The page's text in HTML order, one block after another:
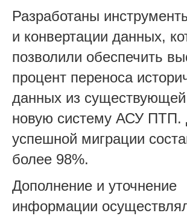
Разработаны
и конвертации данных,
позволили обеспечить
процент переноса
данных из
новую систему АСУ ПТП.
успешной миграции
более 98%.
Дополнение и уточнение
информации